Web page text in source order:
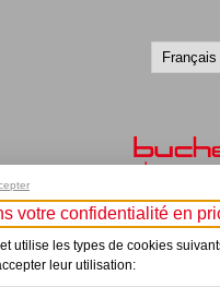
©
votre confidentialité en
utilise les types de cookies
leur utilisation: